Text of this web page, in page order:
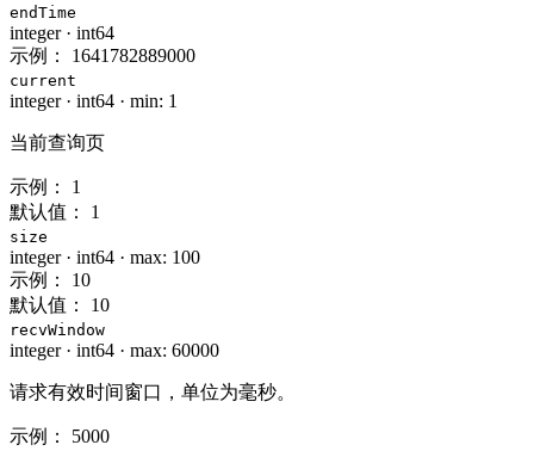
endTime
integer· int64
示例：
1641782889000
current
integer· int64 · min: 1
当前查询页
示例：
1
默认值：
1
size
integer· int64 · max: 100
示例：
10
默认值：
10
recvWindow
integer· int64 · max: 60000
请求有效时间窗口，单位为毫秒。
示例： 5000